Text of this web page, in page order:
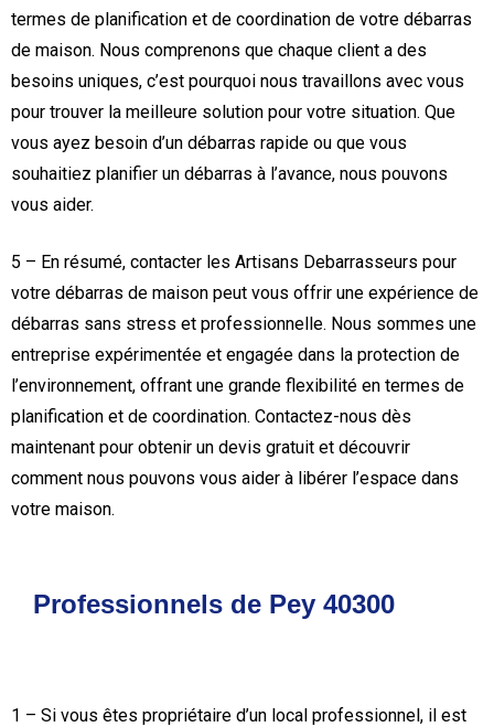
termes de planification et de coordination de votre débarras
de maison. Nous comprenons que chaque client a des
besoins uniques, c’est pourquoi nous travaillons avec vous
pour trouver la meilleure solution pour votre situation. Que
vous ayez besoin d’un débarras rapide ou que vous
souhaitiez planifier un débarras à l’avance, nous pouvons
vous aider.
5 – En résumé, contacter les Artisans Debarrasseurs pour
votre débarras de maison peut vous offrir une expérience de
débarras sans stress et professionnelle. Nous sommes une
entreprise expérimentée et engagée dans la protection de
l’environnement, offrant une grande flexibilité en termes de
planification et de coordination. Contactez-nous dès
maintenant pour obtenir un devis gratuit et découvrir
comment nous pouvons vous aider à libérer l’espace dans
votre maison.
Professionnels de Pey 40300
1 – Si vous êtes propriétaire d’un local professionnel, il est